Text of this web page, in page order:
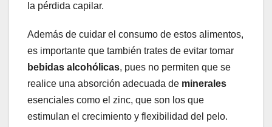
la pérdida capilar.
Además de cuidar el consumo de estos alimentos,
es importante que también trates de evitar tomar
bebidas alcohólicas, pues no permiten que se
realice una absorción adecuada de minerales
esenciales como el zinc, que son los que
estimulan el crecimiento y flexibilidad del pelo.